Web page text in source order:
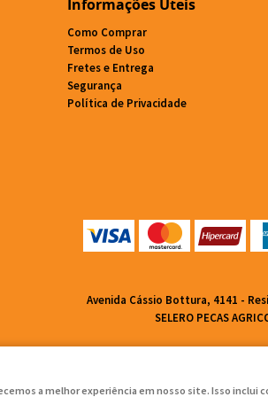
Informações Úteis
Como Comprar
Termos de Uso
Fretes e Entrega
Segurança
Política de Privacidade
Avenida Cássio Bottura, 4141 -
SELERO PECAS
LOJA
a melhor experiência em nosso site. Isso